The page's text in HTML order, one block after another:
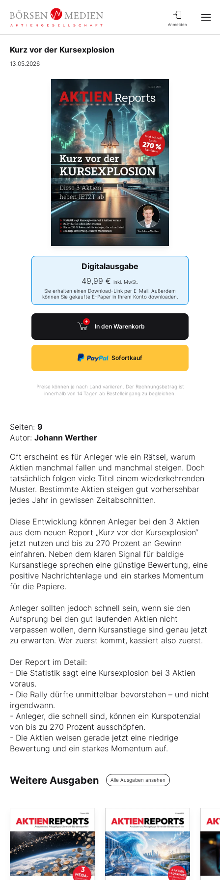
Anmelden
Kurz vor der Kursexplosion
13.05.2026
Digitalausgabe
49,99 € inkl. MwSt.
Sie erhalten einen Download-Link per E-Mail. Außerdem
können Sie gekaufte E-Paper in Ihrem Konto downloaden.
In den Warenkorb
Sofortkauf
Preise können je nach Land variieren. Der Rechnungsbetrag ist
innerhalb von 14 Tagen ab Bestelleingang zu begleichen.
Seiten: 9
Autor: Johann Werther
Oft erscheint es für Anleger wie ein Rätsel, warum
Aktien manchmal fallen und manchmal steigen. Doch
tatsächlich folgen viele Titel einem wiederkehrenden
Muster. Bestimmte Aktien steigen gut vorhersehbar
jedes Jahr in gewissen Zeitabschnitten.
Diese Entwicklung können Anleger bei den 3 Aktien
aus dem neuen Report „Kurz vor der Kursexplosion“
jetzt nutzen und bis zu 270 Prozent an Gewinn
einfahren. Neben dem klaren Signal für baldige
Kursanstiege sprechen eine günstige Bewertung, eine
positive Nachrichtenlage und ein starkes Momentum
für die Papiere.
Anleger sollten jedoch schnell sein, wenn sie den
Aufsprung bei den gut laufenden Aktien nicht
verpassen wollen, denn Kursanstiege sind genau jetzt
zu erwarten. Wer zuerst kommt, kassiert also zuerst.
Der Report im Detail:
- Die Statistik sagt eine Kursexplosion bei 3 Aktien
voraus.
- Die Rally dürfte unmittelbar bevorstehen – und nicht
irgendwann.
- Anleger, die schnell sind, können ein Kurspotenzial
von bis zu 270 Prozent ausschöpfen.
- Die Aktien weisen gerade jetzt eine niedrige
Bewertung und ein starkes Momentum auf.
Weitere Ausgaben Alle Ausgaben ansehen